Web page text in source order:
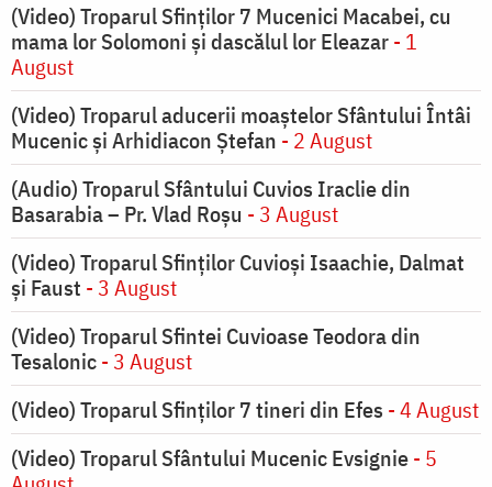
(Video) Troparul Sfinților 7 Mucenici Macabei, cu
mama lor Solomoni și dascălul lor Eleazar- 1
August
(Video) Troparul aducerii moaștelor Sfântului Întâi
Mucenic și Arhidiacon Ștefan - 2 August
(Audio) Troparul Sfântului Cuvios Iraclie din
Basarabia – Pr. Vlad Roșu - 3 August
(Video) Troparul Sfinților Cuvioși Isaachie, Dalmat
și Faust - 3 August
(Video) Troparul Sfintei Cuvioase Teodora din
Tesalonic- 3 August
(Video) Troparul Sfinților 7 tineri din Efes - 4 August
(Video) Troparul Sfântului Mucenic Evsignie- 5